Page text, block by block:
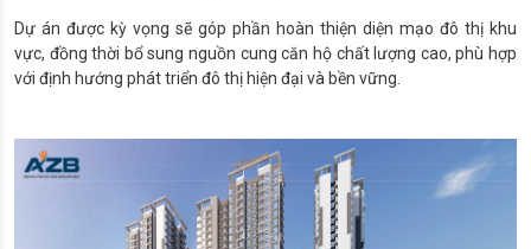
Dự án được kỳ vọng sẽ góp phần hoàn thiện diện mạo đô thị khu
vực, đồng thời bổ sung nguồn cung căn hộ chất lượng cao, phù hợp
với định hướng phát triển đô thị hiện đại và bền vững.